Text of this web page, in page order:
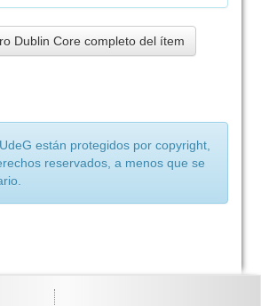
Dublin Core completo del ítem
están protegidos por copyright,
reservados, a menos que se